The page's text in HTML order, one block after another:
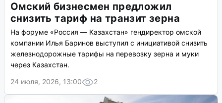
Омский бизнесмен предложил
снизить тариф на транзит зерна
На форуме «Россия — Казахстан» гендиректор омской
компании Илья Баринов выступил с инициативой снизить
железнодорожные тарифы на перевозку зерна и муки
через Казахстан.
24 июля, 2026, 13:00
2